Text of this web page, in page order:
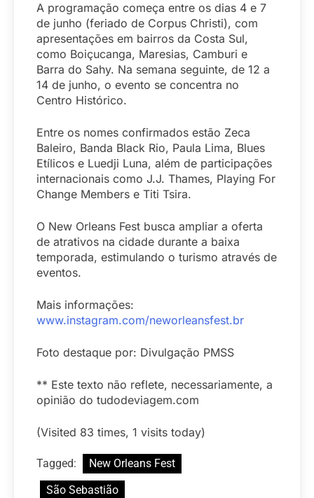
A programação começa entre os dias 4 e 7
de junho (feriado de Corpus Christi), com
apresentações em bairros da Costa Sul,
como Boiçucanga, Maresias, Camburi e
Barra do Sahy. Na semana seguinte, de 12 a
14 de junho, o evento se concentra no
Centro Histórico.
Entre os nomes confirmados estão Zeca
Baleiro, Banda Black Rio, Paula Lima, Blues
Etílicos e Luedji Luna, além de participações
internacionais como J.J. Thames, Playing For
Change Members e Titi Tsira.
O New Orleans Fest busca ampliar a oferta
de atrativos na cidade durante a baixa
temporada, estimulando o turismo através de
eventos.
Mais informações:
www.instagram.com/neworleansfest.br
Foto destaque por: Divulgação PMSS
** Este texto não reflete, necessariamente, a
opinião do tudodeviagem.com
(Visited 83 times, 1 visits today)
Tagged:
New Orleans Fest
São Sebastião